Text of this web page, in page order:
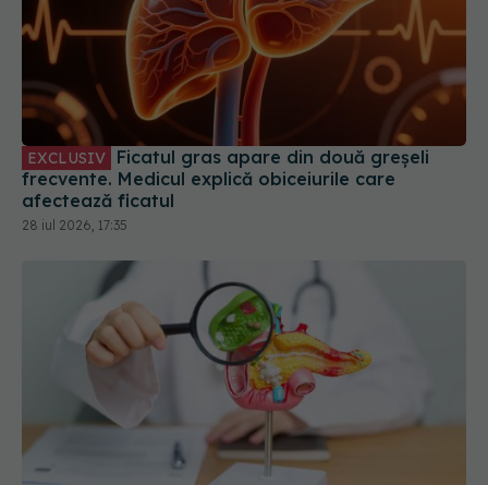
EXCLUSIV
frecvente. Medicul explică obiceiurile care
afectează ficatul
28 iul 2026, 17:35
Semne că ai o criză de fiere sau probleme cu
fierea